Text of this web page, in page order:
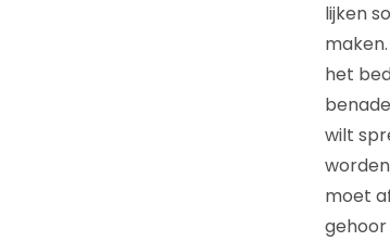
lijken
het
wilt
moet